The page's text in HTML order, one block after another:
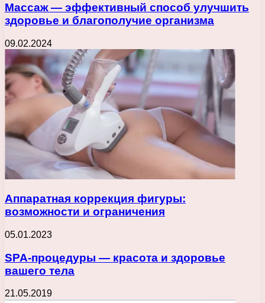
Массаж — эффективный способ улучшить
здоровье и благополучие организма
09.02.2024
Аппаратная коррекция фигуры:
возможности и ограничения
05.01.2023
SPA-процедуры — красота и здоровье
вашего тела
21.05.2019